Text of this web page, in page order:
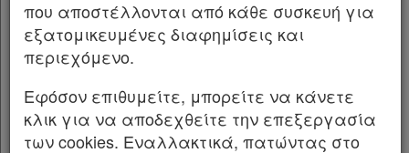
Νομολογία
Kodiko
Forum
στην Εφημερίδα της Κυβερνήσεως (Β’ 7101),
στη σελίδα 86045, στην Α’ στήλη, στον 11ο
στίχο εκ των κάτω, διορθώνεται:
το εσφαλμένο: «... στον Δήμο ΠΕΙΡΑΙΩΣ, ...»,
στο ορθό: «... στον Δήμο ΑΘΗΝΑΣ, ...».
που αποστέλλονται από κάθε συσκευή για
εξατομικευμένες διαφημίσεις και
περιεχόμενο.
Εφόσον επιθυμείτε, μπορείτε να κάνετε
κλικ για να αποδεχθείτε την επεξεργασία
των cookies. Εναλλακτικά, πατώντας στο